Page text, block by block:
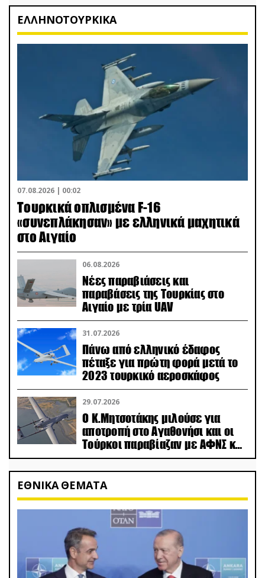
ΕΛΛΗΝΟΤΟΥΡΚΙΚΑ
07.08.2026 | 00:02
Τουρκικά οπλισμένα F-16
«συνεπλάκησαν» με ελληνικά μαχητικά
στο Αιγαίο
06.08.2026
Νέες παραβιάσεις και
παραβάσεις της Τουρκίας στο
Αιγαίο με τρία UAV
31.07.2026
Πάνω από ελληνικό έδαφος
πέταξε για πρώτη φορά μετά το
2023 τουρκικό αεροσκάφος
29.07.2026
Ο Κ.Μητσοτάκης μιλούσε για
αποτροπή στο Αγαθονήσι και οι
Τούρκοι παραβίαζαν με ΑΦΝΣ και
drone
ΕΘΝΙΚΑ ΘΕΜΑΤΑ